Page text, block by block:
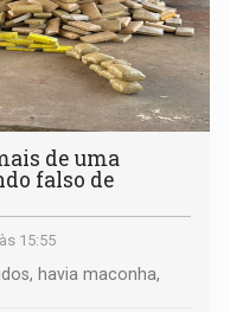
de uma
falso de
15:55
havia maconha,